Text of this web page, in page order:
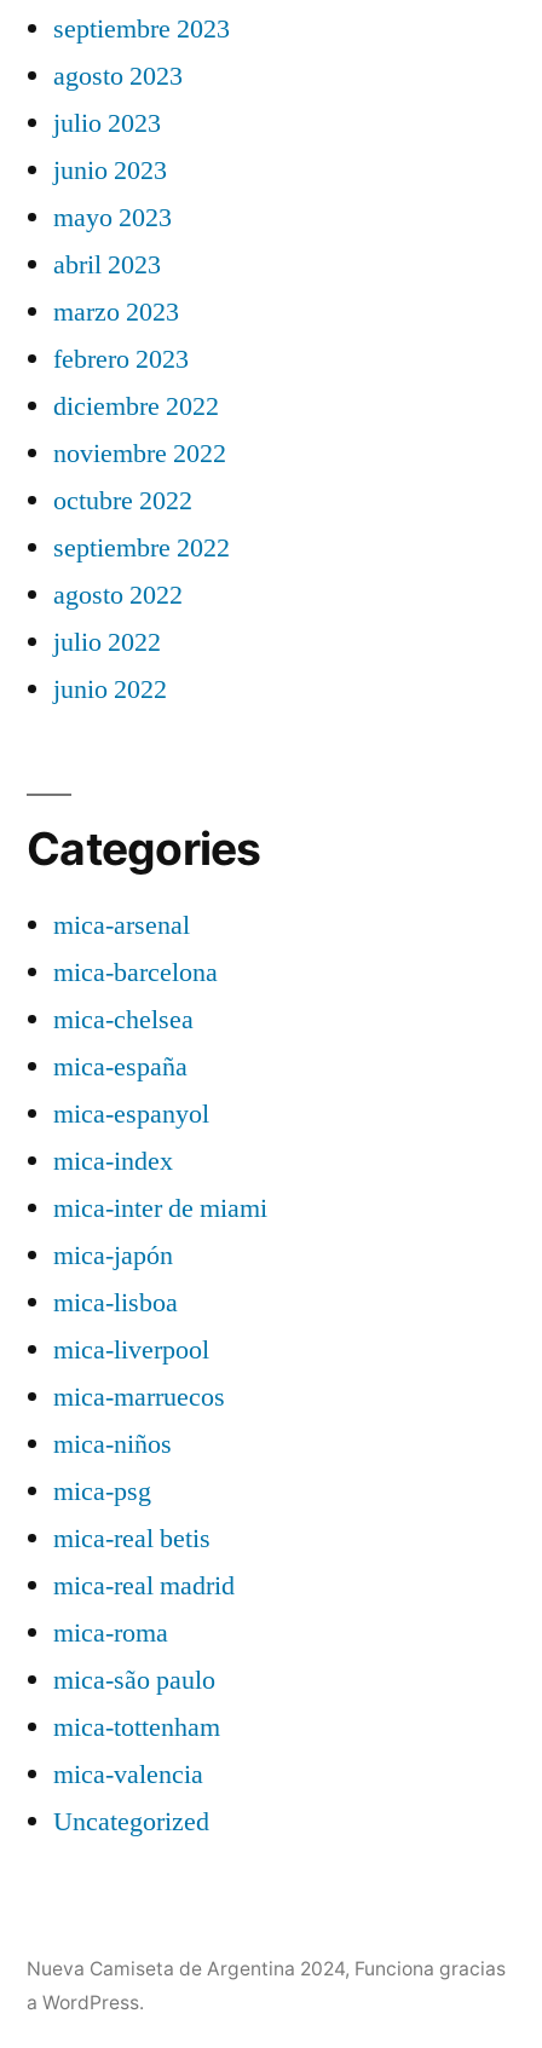
septiembre 2023
agosto 2023
julio 2023
junio 2023
mayo 2023
abril 2023
marzo 2023
febrero 2023
diciembre 2022
noviembre 2022
octubre 2022
septiembre 2022
agosto 2022
julio 2022
junio 2022
Categories
mica-arsenal
mica-barcelona
mica-chelsea
mica-españa
mica-espanyol
mica-index
mica-inter de miami
mica-japón
mica-lisboa
mica-liverpool
mica-marruecos
mica-niños
mica-psg
mica-real betis
mica-real madrid
mica-roma
mica-são paulo
mica-tottenham
mica-valencia
Uncategorized
Nueva Camiseta de Argentina 2024, Funciona gracias
a WordPress.